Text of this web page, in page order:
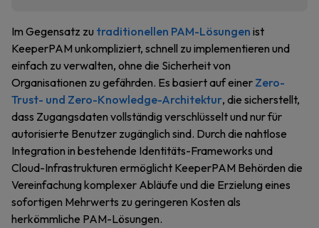
Im Gegensatz zu traditionellen PAM-Lösungen ist
KeeperPAM unkompliziert, schnell zu implementieren und
einfach zu verwalten, ohne die Sicherheit von
Organisationen zu gefährden. Es basiert auf einer Zero-
Trust- und Zero-Knowledge-Architektur, die sicherstellt,
dass Zugangsdaten vollständig verschlüsselt und nur für
autorisierte Benutzer zugänglich sind. Durch die nahtlose
Integration in bestehende Identitäts-Frameworks und
Cloud-Infrastrukturen ermöglicht KeeperPAM Behörden die
Vereinfachung komplexer Abläufe und die Erzielung eines
sofortigen Mehrwerts zu geringeren Kosten als
herkömmliche PAM-Lösungen.